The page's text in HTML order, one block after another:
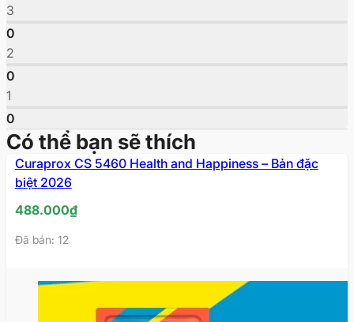
3
0
2
0
1
0
Có thể bạn sẽ thích
Curaprox CS 5460 Health and Happiness – Bản đặc
biệt 2026
488.000₫
Đã bán: 12